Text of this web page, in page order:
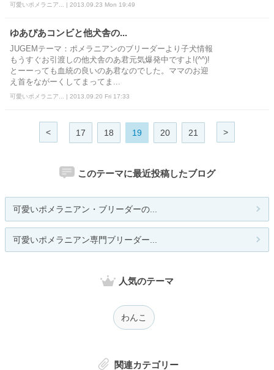
可愛いポメラニア... | 2013.09.23 Mon 19:49
ゆあぴあコンビと他犬舎の...
JUGEMテーマ：ポメラニアンのブリーダーより子犬情報
もうすぐお引渡しの他犬舎のあ君元気爆発中ですよ!(^^)!
とーーっても血統の良いのあ君なのでした。ママのお迎
え首をながーくしてまってま...
可愛いポメラニア... | 2013.09.20 Fri 17:33
< 17 18 19 20 21 >
このテーマに最近投稿したブログ
可愛いポメラニアン・ブリーダーの...
可愛いポメラニアン専門ブリーダー...
人気のテーマ
わんこ
関連カテゴリー